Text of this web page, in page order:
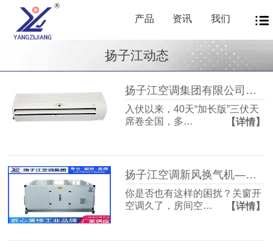
产品 资讯 我们
扬子江动态
扬子江空调集团有限公司商用暖通源头厂家，40年匠心护航从容度伏
入伏以来，40天“加长版”三伏天
席卷全国，多…
【详情】
扬子江空调新风换气机——告别室内空气闷浊，畅享洁净富氧新生活
你是否也有这样的困扰？关窗开
空调久了，房间空…
【详情】